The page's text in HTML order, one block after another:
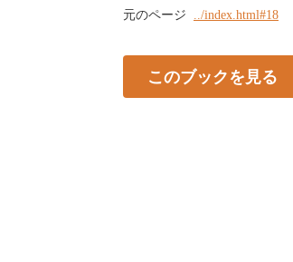
元のページ ../index.html#18
このブックを見る